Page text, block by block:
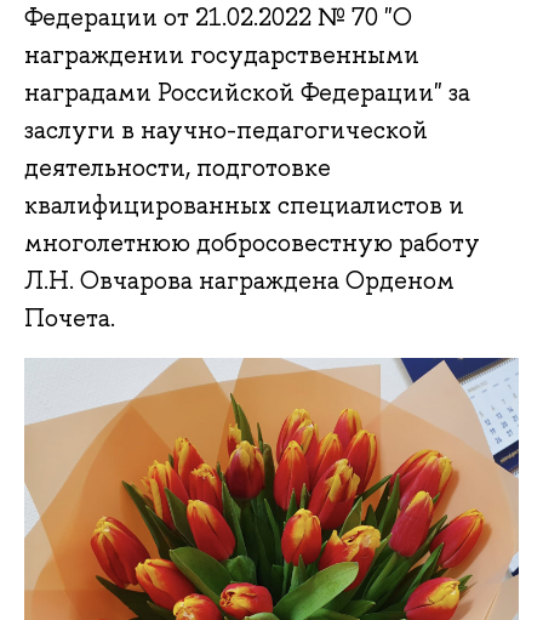
Федерации от 21.02.2022 № 70 "О
награждении государственными
наградами Российской Федерации" за
заслуги в научно-педагогической
деятельности, подготовке
квалифицированных специалистов и
многолетнюю добросовестную работу
Л.Н. Овчарова награждена Орденом
Почета.